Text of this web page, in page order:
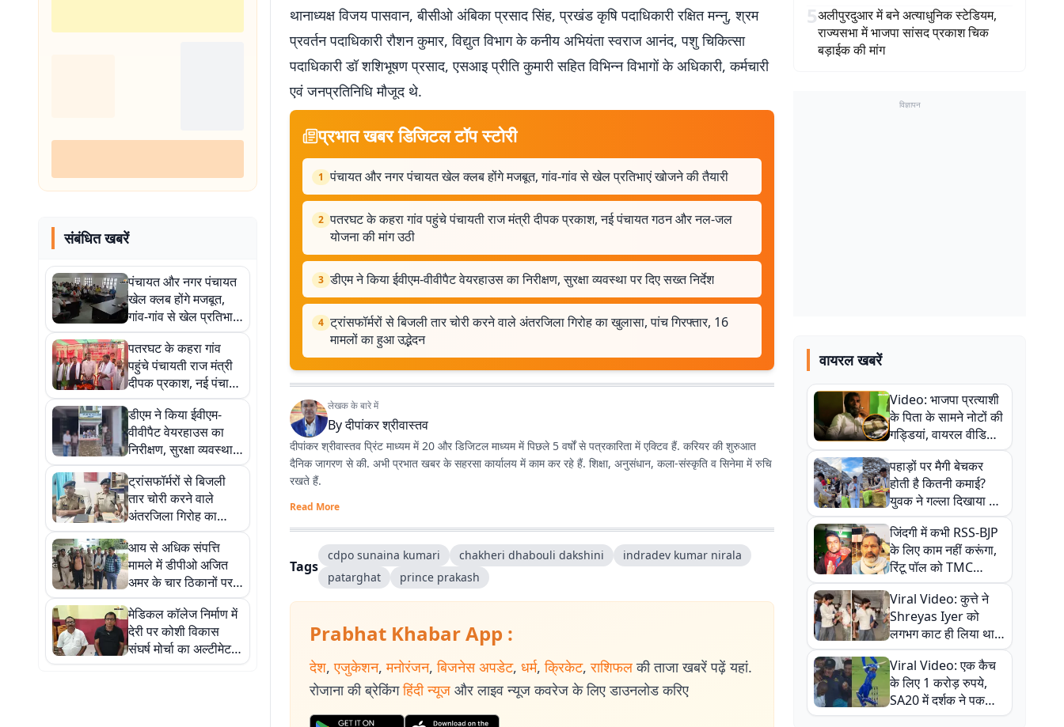
संबंधित खबरें
पंचायत और नगर पंचायत
खेल क्लब होंगे मजबूत,
गांव-गांव से खेल प्रतिभाएं
खोजने की तैयारी
पतरघट के कहरा गांव
पहुंचे पंचायती राज मंत्री
दीपक प्रकाश, नई पंचायत
गठन और नल-जल योजना
की मांग उठी
डीएम ने किया ईवीएम-
वीवीपैट वेयरहाउस का
निरीक्षण, सुरक्षा व्यवस्था
पर दिए सख्त निर्देश
ट्रांसफॉर्मरों से बिजली
तार चोरी करने वाले
अंतरजिला गिरोह का
खुलासा, पांच गिरफ्तार,
16 मामलों का हुआ उद्भेदन
आय से अधिक संपत्ति
मामले में डीपीओ अजित
अमर के चार ठिकानों पर
ईओयू की छापेमारी, पांच
घंटे चली जांच
मेडिकल कॉलेज निर्माण में
देरी पर कोशी विकास
संघर्ष मोर्चा का अल्टीमेटम,
सितंबर से आमरण अनशन
थानाध्यक्ष विजय पासवान, बीसीओ अंबिका प्रसाद सिंह, प्रखंड कृषि पदाधिकारी रक्षित मन्नु, श्रम
प्रवर्तन पदाधिकारी रौशन कुमार, विद्युत विभाग के कनीय अभियंता स्वराज आनंद, पशु चिकित्सा
पदाधिकारी डॉ शशिभूषण प्रसाद, एसआइ प्रीति कुमारी सहित विभिन्न विभागों के अधिकारी, कर्मचारी
एवं जनप्रतिनिधि मौजूद थे.
प्रभात खबर डिजिटल टॉप स्टोरी
1 पंचायत और नगर पंचायत खेल क्लब होंगे मजबूत, गांव-गांव से खेल प्रतिभाएं खोजने की तैयारी
2 पतरघट के कहरा गांव पहुंचे पंचायती राज मंत्री दीपक प्रकाश, नई पंचायत गठन और नल-जल
योजना की मांग उठी
3 डीएम ने किया ईवीएम-वीवीपैट वेयरहाउस का निरीक्षण, सुरक्षा व्यवस्था पर दिए सख्त निर्देश
4 ट्रांसफॉर्मरों से बिजली तार चोरी करने वाले अंतरजिला गिरोह का खुलासा, पांच गिरफ्तार, 16
मामलों का हुआ उद्भेदन
लेखक के बारे में
Byदीपांकर श्रीवास्तव
दीपांकर श्रीवास्तव प्रिंट माध्यम में 20 और डिजिटल माध्यम में पिछले 5 वर्षों से पत्रकारिता में एक्टिव हैं. करियर की शुरुआत
दैनिक जागरण से की. अभी प्रभात खबर के सहरसा कार्यालय में काम कर रहे हैं. शिक्षा, अनुसंधान, कला-संस्कृति व सिनेमा में रुचि
रखते हैं.
Read More
Tags
cdpo sunaina kumari chakheri dhabouli dakshini
indradev kumar nirala
patarghat
prince prakash
Prabhat Khabar App :
देश, एजुकेशन, मनोरंजन, बिजनेस अपडेट, धर्म, क्रिकेट, राशिफल की ताजा खबरें पढ़ें यहां.
रोजाना की ब्रेकिंग हिंदी न्यूज और लाइव न्यूज कवरेज के लिए डाउनलोड करिए
5अलीपुरदुआर में बने अत्याधुनिक स्टेडियम,
राज्यसभा में भाजपा सांसद प्रकाश चिक
बड़ाईक की मांग
विज्ञापन
वायरल खबरें
Video: भाजपा प्रत्याशी
के पिता के सामने नोटों की
गड्डियां, वायरल वीडियो
से राजनीति में उबाल,
अजित महतो बोले- TMC
की गंदी चाल
पहाड़ों पर मैगी बेचकर
होती है कितनी कमाई?
युवक ने गल्ला दिखाया तो
नौकरी वालों के खड़े हो गए
कान
जिंदगी में कभी RSS-BJP
के लिए काम नहीं करूंगा,
रिंटू पॉल को TMC
ऑफिस में ले जाकर पीटा,
Video वायरल
Viral Video: कुत्ते ने
Shreyas Iyer को
लगभग काट ही लिया था,
न्यूजीलैंड सीरीज से पहले
बाल-बाल बचे
Viral Video: एक कैच
के लिए 1 करोड़ रुपये,
SA20 में दर्शक ने पकड़ा
एक हाथ से गजब का कैच